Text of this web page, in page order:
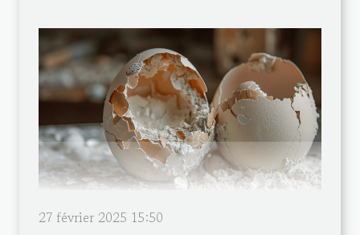
27 février 2025 15:50